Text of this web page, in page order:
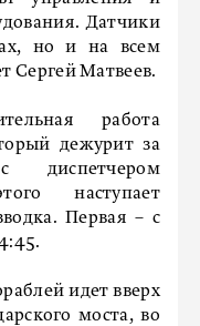
Датчики
но и на всем
Сергей Матвеев.
работа
дежурит за
диспетчером
наступает
Первая – с
идет вверх
моста, во